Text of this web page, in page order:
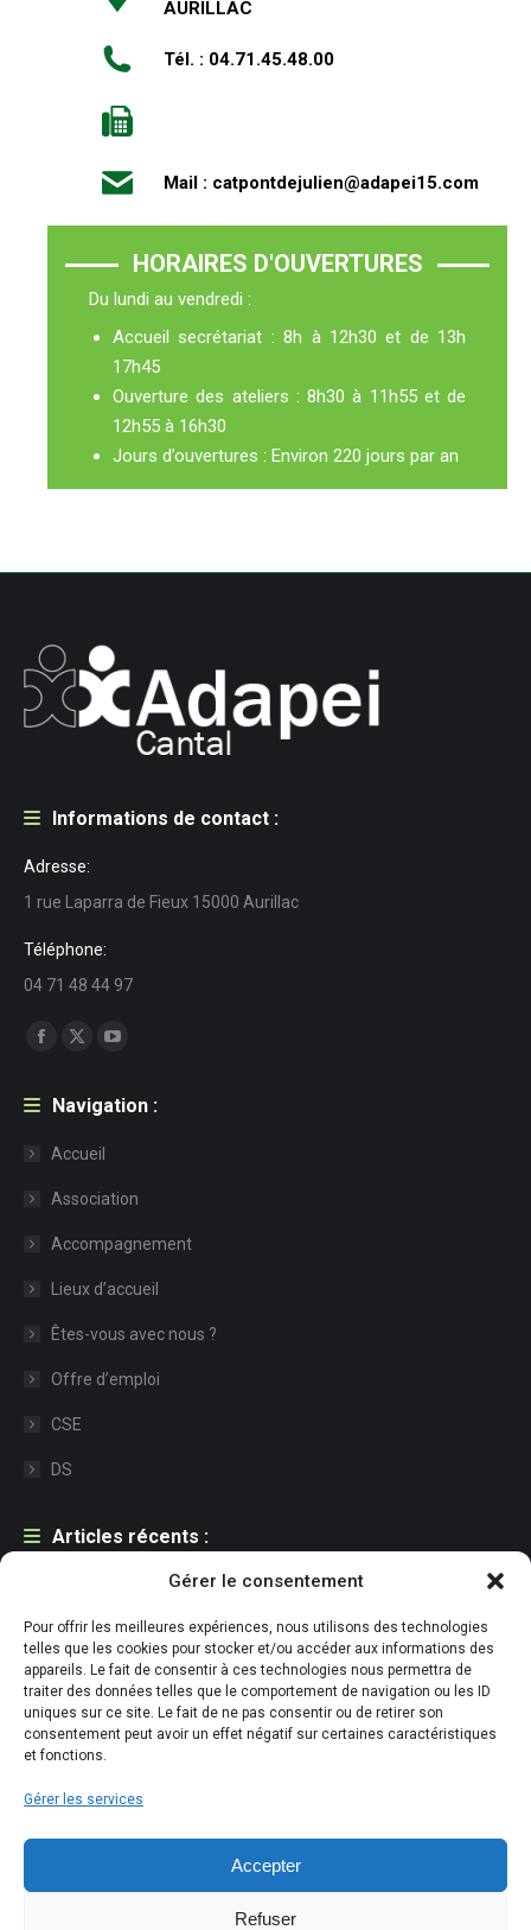
Gérer le consentement
Pour offrir les meilleures expériences, nous utilisons des technologies
telles que les cookies pour stocker et/ou accéder aux informations des
appareils. Le fait de consentir à ces technologies nous permettra de
traiter des données telles que le comportement de navigation ou les ID
uniques sur ce site. Le fait de ne pas consentir ou de retirer son
consentement peut avoir un effet négatif sur certaines caractéristiques
et fonctions.
Gérer les services
Accepter
Refuser
AURILLAC
Tél. : 04.71.45.48.00
Mail : catpontdejulien@adapei15.com
HORAIRES D'OUVERTURES
Du lundi au vendredi :
Accueil secrétariat : 8h à 12h30 et de 13h
17h45
Ouverture des ateliers : 8h30 à 11h55 et de
12h55 à 16h30
Jours d’ouvertures : Environ 220 jours par an
Informations de contact :
Adresse:
1 rue Laparra de Fieux 15000 Aurillac
Téléphone:
04 71 48 44 97
Trouvez nous sur :
opens
window
opens
window
opens
window
Navigation :
Accueil
Association
Accompagnement
Lieux d’accueil
Êtes-vous avec nous ?
Offre d’emploi
CSE
DS
Articles récents :
Une première pour l’ESAT : la bière sans alcool signée Adapei
21 juillet 2026
Accueil de la FACE Cantal à l’ESAT de Conthe – Pont de Julien
29 juin 2026
salle sensorielle
26 juin 2026